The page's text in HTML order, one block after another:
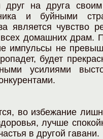
на друга
и буйными
является чувство
домашних драм.
импульсы не
будет
усилиями
во избежание
лучше
в другой гавани.